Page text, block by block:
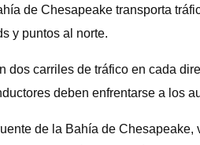
de Chesapeake transporta
y puntos al norte.
carriles de tráfico en cada
deben enfrentarse a los
de la Bahía de